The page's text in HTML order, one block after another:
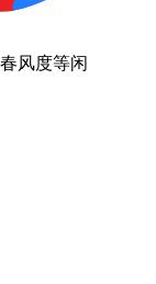
风度等闲